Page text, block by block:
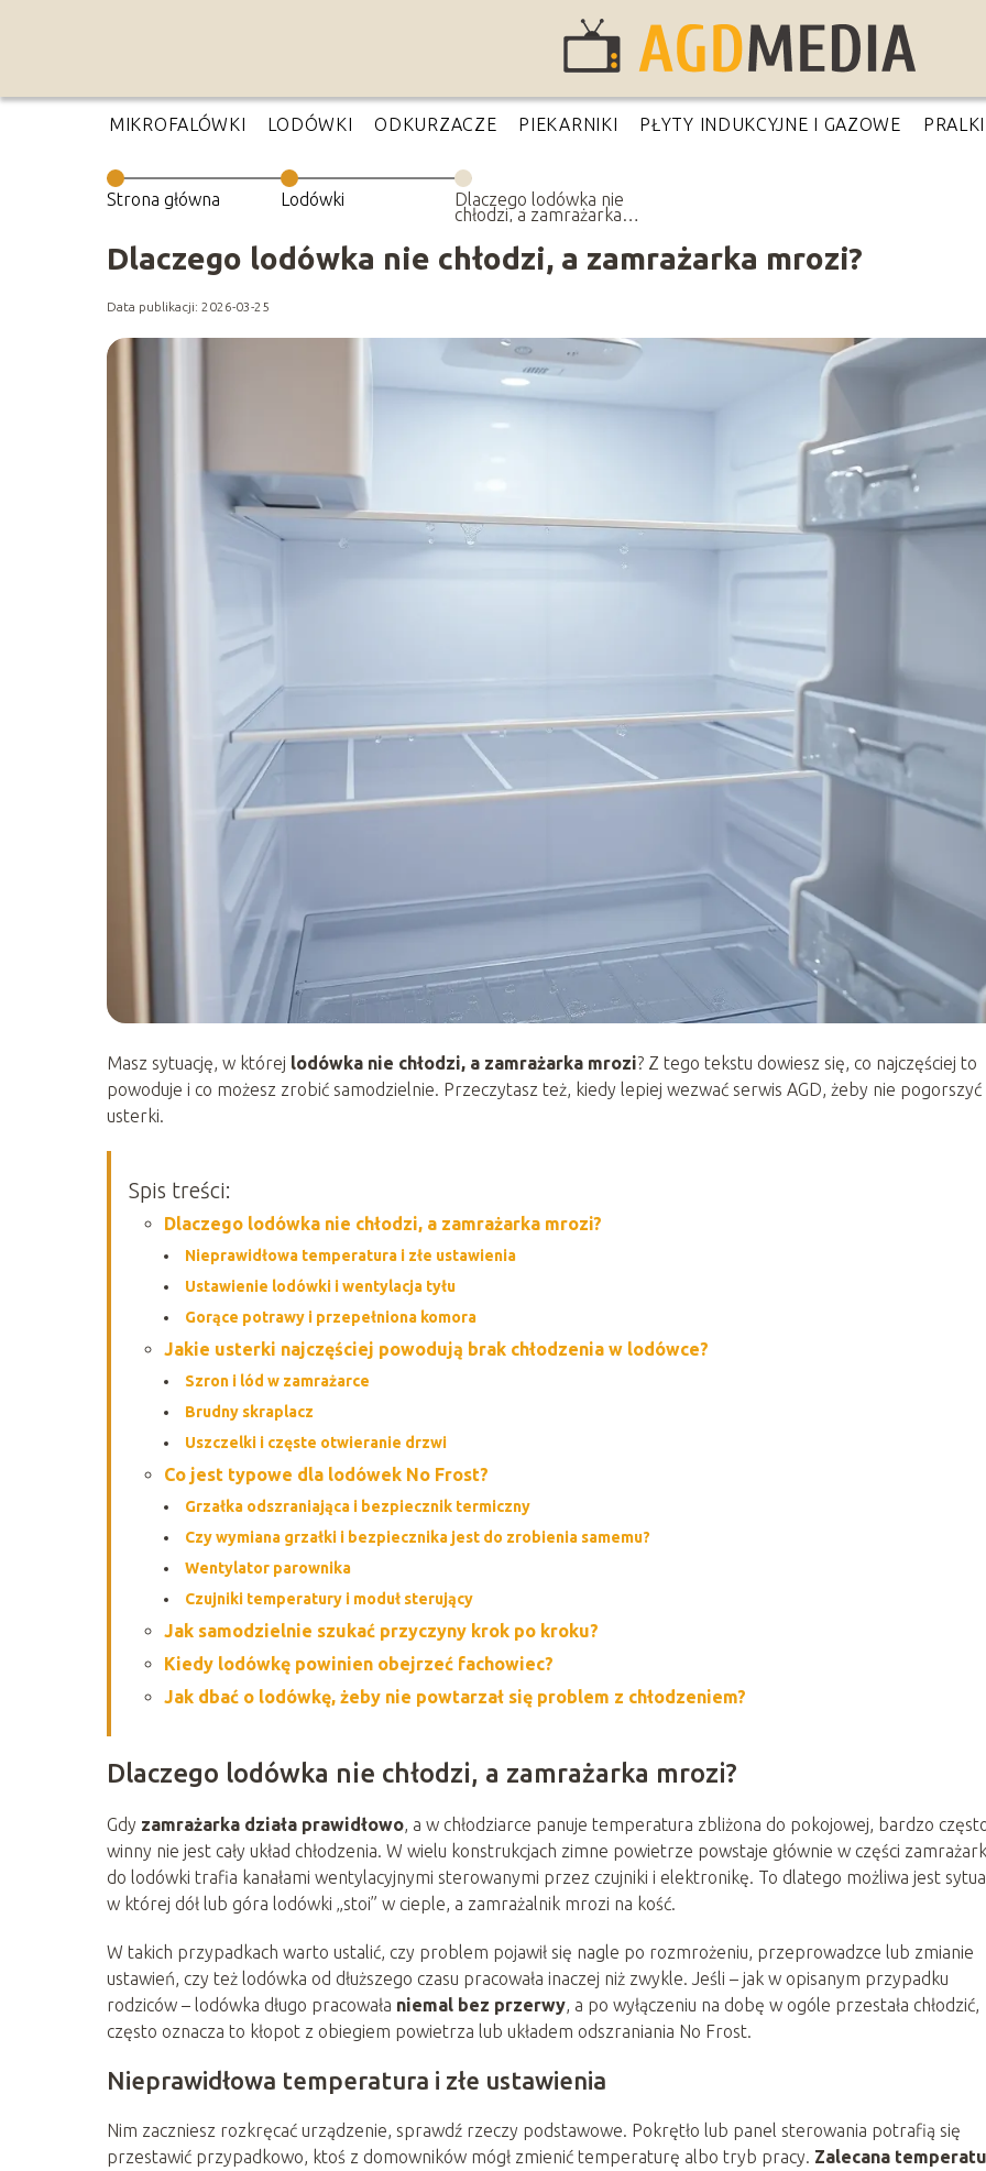
MIKROFALÓWKI LODÓWKI ODKURZACZE PIEKARNIKI PŁYTY INDUKCYJNE I GAZOWE PRALKI
Strona główna Lodówki Dlaczego lodówka nie
chłodzi, a zamrażarka
Dlaczego lodówka nie chłodzi, a zamrażarka mrozi?
Data publikacji: 2026-03-25
Masz sytuację, w której lodówka nie chłodzi, a zamrażarka mrozi? Z tego tekstu dowiesz się, co najczęściej to
powoduje i co możesz zrobić samodzielnie. Przeczytasz też, kiedy lepiej wezwać serwis AGD, żeby nie pogorszyć
usterki.
Spis treści:
Dlaczego lodówka nie chłodzi, a zamrażarka mrozi?
Nieprawidłowa temperatura i złe ustawienia
Ustawienie lodówki i wentylacja tyłu
Gorące potrawy i przepełniona komora
Jakie usterki najczęściej powodują brak chłodzenia w lodówce?
Szron i lód w zamrażarce
Brudny skraplacz
Uszczelki i częste otwieranie drzwi
Co jest typowe dla lodówek No Frost?
Grzałka odszraniająca i bezpiecznik termiczny
Czy wymiana grzałki i bezpiecznika jest do zrobienia samemu?
Wentylator parownika
Czujniki temperatury i moduł sterujący
Jak samodzielnie szukać przyczyny krok po kroku?
Kiedy lodówkę powinien obejrzeć fachowiec?
Jak dbać o lodówkę, żeby nie powtarzał się problem z chłodzeniem?
Dlaczego lodówka nie chłodzi, a zamrażarka mrozi?
Gdy zamrażarka działa prawidłowo, a w chłodziarce panuje temperatura zbliżona do pokojowej, bardzo
winny nie jest cały układ chłodzenia. W wielu konstrukcjach zimne powietrze powstaje głównie w części
do lodówki trafia kanałami wentylacyjnymi sterowanymi przez czujniki i elektronikę. To dlatego możliwa jest
w której dół lub góra lodówki „stoi” w cieple, a zamrażalnik mrozi na kość.
W takich przypadkach warto ustalić, czy problem pojawił się nagle po rozmrożeniu, przeprowadzce lub zmianie
ustawień, czy też lodówka od dłuższego czasu pracowała inaczej niż zwykle. Jeśli – jak w opisanym przypadku
rodziców – lodówka długo pracowała niemal bez przerwy, a po wyłączeniu na dobę w ogóle przestała chłodzić,
często oznacza to kłopot z obiegiem powietrza lub układem odszraniania No Frost.
Nieprawidłowa temperatura i złe ustawienia
Nim zaczniesz rozkręcać urządzenie, sprawdź rzeczy podstawowe. Pokrętło lub panel sterowania potrafią się
przestawić przypadkowo, ktoś z domowników mógł zmienić temperaturę albo tryb pracy. Zalecana